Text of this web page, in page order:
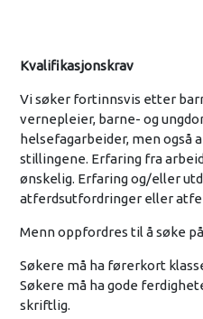
Kvalifikasjonskrav
Vi søker fortinnsvis etter
vernepleier, barne- og
helsefagarbeider, men også
stillingene. Erfaring fra
ønskelig. Erfaring og/eller
atferdsutfordringer eller
Menn oppfordres til å søke
Søkere må ha førerkort
Søkere må ha gode
skriftlig.